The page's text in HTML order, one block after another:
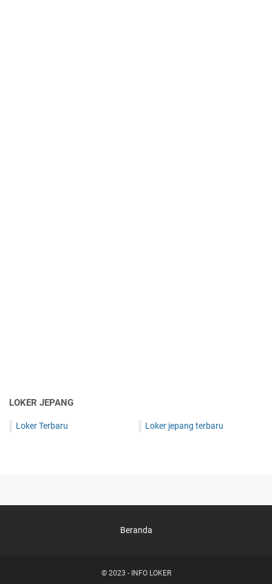
LOKER JEPANG
Loker Terbaru Loker jepang terbaru
Beranda
© 2023 - INFO LOKER